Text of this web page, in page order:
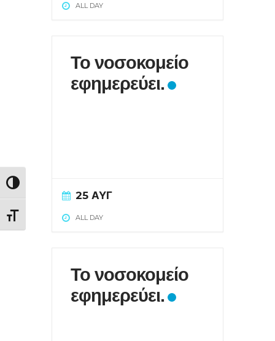
Εναλλαγή Υψηλής Αντίθεσης
Εναλλαγή Μεγέθους Γραμμάτων
ALL DAY
Το νοσοκομείο
εφημερεύει.
25 ΑΥΓ
ALL DAY
Το νοσοκομείο
εφημερεύει.